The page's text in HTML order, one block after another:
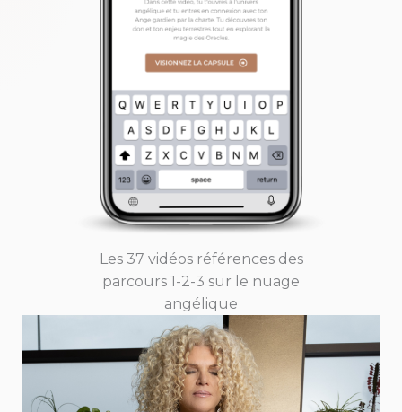
Les 37 vidéos références des
parcours 1-2-3 sur le nuage
angélique